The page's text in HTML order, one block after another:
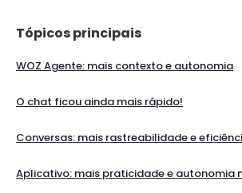
Tópicos principais
WOZ Agente: mais contexto e autonomia
O chat ficou ainda mais rápido!
Conversas: mais rastreabilidade e
Aplicativo: mais praticidade e autonomia